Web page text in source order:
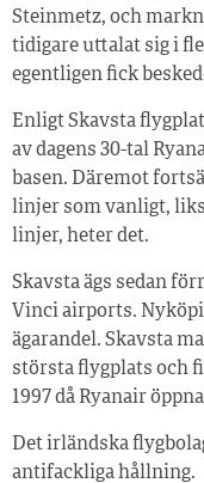
Steinmetz, och
tidigare uttalat sig i
egentligen fick
Enligt Skavsta
av dagens 30-tal
basen. Däremot
linjer som vanligt,
linjer, heter det.
Skavsta ägs sedan
Vinci airports.
ägarandel. Skavsta
största flygplats och
1997 då Ryanair
Det irländska
antifackliga hållning.